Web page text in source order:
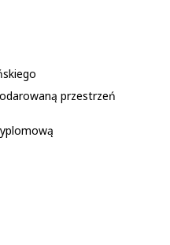
przestrzeń